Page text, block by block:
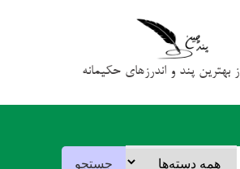
بهترین پند و اندرزهای حکیمانه